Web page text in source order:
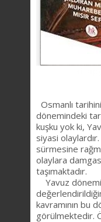
Osmanlı
dönemindeki
kuşku yok ki,
siyasi
sürmesine
olaylara
taşımaktadır.
Yavuz
kavramının bu
görülmektedir.